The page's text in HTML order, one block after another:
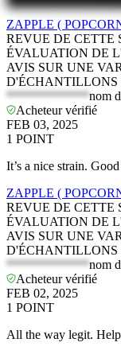
ZAPPLE (
REVUE DE CETTE
ÉVALUATION DE
AVIS SUR UNE
D'ÉCHANTILLONS
*************nom
Acheteur vérifié
FEB 03, 2025
1 POINT
It’s a nice strain.
ZAPPLE (
REVUE DE CETTE
ÉVALUATION DE
AVIS SUR UNE
D'ÉCHANTILLONS
*************nom
Acheteur vérifié
FEB 02, 2025
1 POINT
All the way legit.